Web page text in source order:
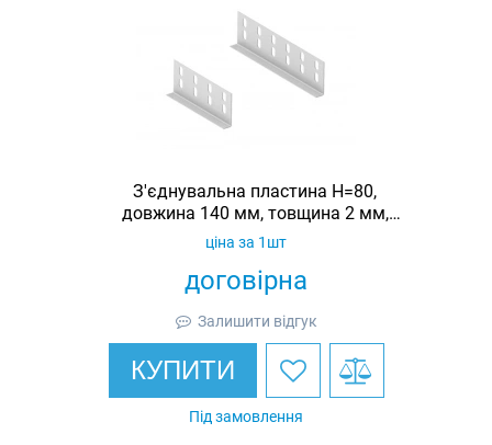
З'єднувальна пластина H=80,
довжина 140 мм, товщина 2 мм,
оцинкована, Ardic
договірна
ціна за 1шт
Залишити відгук
КУПИТИ
Під замовлення